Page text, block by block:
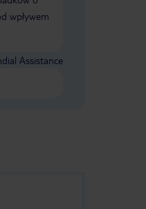
rafę
- 28.03.2026)
wpływem
Assistance